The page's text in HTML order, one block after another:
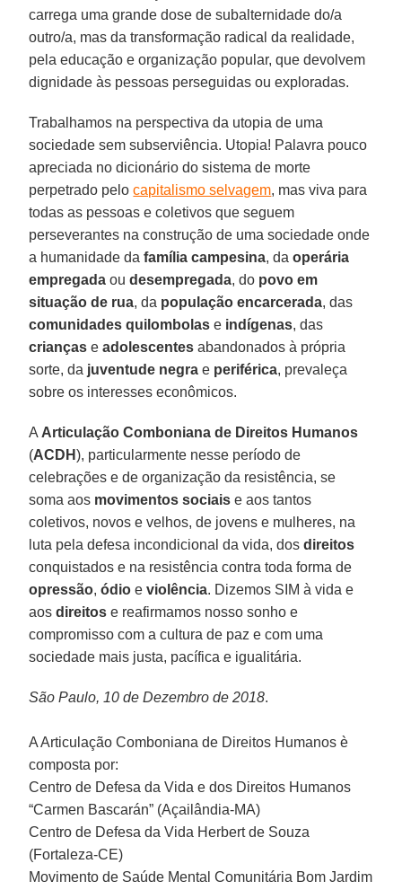
carrega uma grande dose de subalternidade do/a
outro/a, mas da transformação radical da realidade,
pela educação e organização popular, que devolvem
dignidade às pessoas perseguidas ou exploradas.
Trabalhamos na perspectiva da utopia de uma
sociedade sem subserviência. Utopia! Palavra pouco
apreciada no dicionário do sistema de morte
perpetrado pelocapitalismo selvagem, mas viva para
todas as pessoas e coletivos que seguem
perseverantes na construção de uma sociedade onde
a humanidade dafamília campesina, daoperária
empregada oudesempregada, do povo em
situação de rua, da população encarcerada, das
comunidades quilombolas e indígenas, das
crianças eadolescentes abandonados à própria
sorte, da juventude negra e periférica, prevaleça
sobre os interesses econômicos.
A Articulação Comboniana de Direitos Humanos
(ACDH), particularmente nesse período de
celebrações e de organização da resistência, se
soma aos movimentos sociais e aos tantos
coletivos, novos e velhos, de jovens e mulheres, na
luta pela defesa incondicional da vida, dosdireitos
conquistados e na resistência contra toda forma de
opressão,ódio eviolência. Dizemos SIM à vida e
aosdireitos e reafirmamos nosso sonho e
compromisso com a cultura de paz e com uma
sociedade mais justa, pacífica e igualitária.
São Paulo, 10 de Dezembro de 2018.
A Articulação Comboniana de Direitos Humanos è
composta por:
Centro de Defesa da Vida e dos Direitos Humanos
“Carmen Bascarán” (Açailândia-MA)
Centro de Defesa da Vida Herbert de Souza
(Fortaleza-CE)
Movimento de Saúde Mental Comunitária Bom Jardim